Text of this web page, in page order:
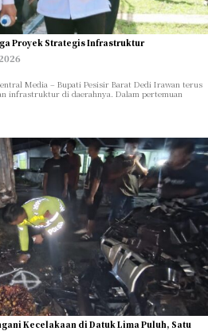
Proyek Strategis Infrastruktur
Media – Bupati Pesisir Barat Dedi Irawan terus
infrastruktur di daerahnya. Dalam pertemuan
Kecelakaan di Datuk Lima Puluh, Satu